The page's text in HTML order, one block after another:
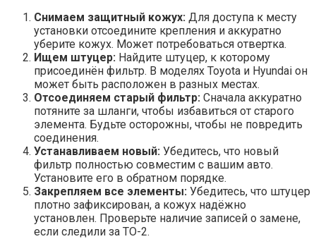
Снимаем защитный кожух: Для доступа к месту
установки отсоедините крепления и аккуратно
уберите кожух. Может потребоваться отвертка.
Ищем штуцер: Найдите штуцер, к которому
присоединён фильтр. В моделях Toyota и Hyundai он
может быть расположен в разных местах.
Отсоединяем старый фильтр: Сначала аккуратно
потяните за шланги, чтобы избавиться от старого
элемента. Будьте осторожны, чтобы не повредить
соединения.
Устанавливаем новый: Убедитесь, что новый
фильтр полностью совместим с вашим авто.
Установите его в обратном порядке.
Закрепляем все элементы: Убедитесь, что штуцер
плотно зафиксирован, а кожух надёжно
установлен. Проверьте наличие записей о замене,
если следили за ТО-2.